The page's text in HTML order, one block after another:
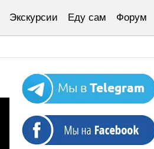
Экскурсии Еду сам Форум